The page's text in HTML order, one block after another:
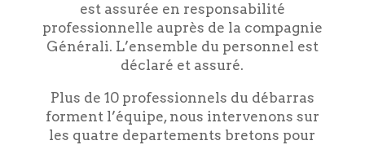
est assurée en responsabilité
professionnelle auprès de la compagnie
Générali. L’ensemble du personnel est
déclaré et assuré.
Plus de 10 professionnels du débarras
forment l’équipe, nous intervenons sur
les quatre departements bretons pour